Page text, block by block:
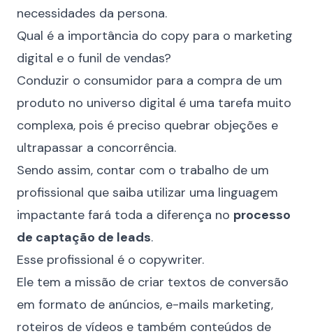
necessidades da persona.
Qual é a importância do copy para o marketing
digital e o funil de vendas?
Conduzir o consumidor para a compra de um
produto no universo digital é uma tarefa muito
complexa, pois é preciso quebrar objeções e
ultrapassar a concorrência.
Sendo assim, contar com o trabalho de um
profissional que saiba utilizar uma linguagem
impactante fará toda a diferença no processo
de captação de leads.
Esse profissional é o copywriter.
Ele tem a missão de criar textos de conversão
em formato de anúncios, e-mails marketing,
roteiros de vídeos e também conteúdos de